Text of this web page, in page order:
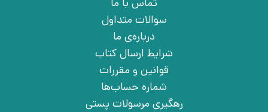
سوالات متداول
درباره‌ی ما
شرایط ارسال کتاب
قوانین و مقررات
شماره حساب‌ها
رهگیری مرسولات پستی